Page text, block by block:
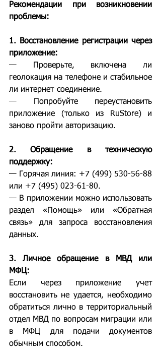
Рекомендации при возникновении
проблемы:
1. Восстановление регистрации через
приложение:
— Проверьте, включена ли
геолокация на телефоне и стабильное
ли интернет-соединение.
— Попробуйте переустановить
приложение (только из RuStore) и
заново пройти авторизацию.
2. Обращение в техническую
поддержку:
— Горячая линия: +7 (499) 530-56-88
или +7 (495) 023-61-80.
— В приложении можно использовать
раздел «Помощь» или «Обратная
связь» для запроса восстановления
данных.
3. Личное обращение в МВД или
МФЦ:
Если через приложение учет
восстановить не удается, необходимо
обратиться лично в территориальный
отдел МВД по вопросам миграции или
в МФЦ для подачи документов
обычным способом.